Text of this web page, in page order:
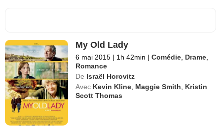
My Old Lady
6 mai 2015 | 1h 42min | Comédie, Drame,
Romance
De Israël Horovitz
Avec Kevin Kline, Maggie Smith, Kristin
Scott Thomas